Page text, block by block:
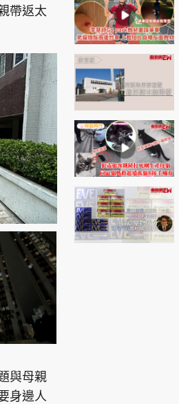
帶返太
與母親
身邊人